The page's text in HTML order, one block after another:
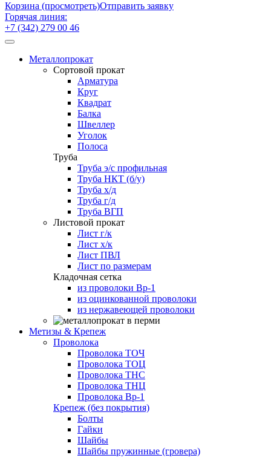
Корзина (просмотреть)Отправить заявку
Горячая линия:
+7 (342) 279 00 46
Toggle
navigationМеталлопрокат
Сортовой прокат
Арматура
Круг
Квадрат
Балка
Швеллер
Уголок
Полоса
Труба
Труба э/с профильная
Труба НКТ (б/у)
Труба х/д
Труба г/д
Труба ВГП
Листовой прокат
Лист г/к
Лист х/к
Лист ПВЛ
Лист по размерам
Кладочная сетка
из проволоки Вр-1
из оцинкованной проволоки
из нержавеющей проволоки
Метизы & Крепеж
Проволока
Проволока ТОЧ
Проволока ТОЦ
Проволока ТНС
Проволока ТНЦ
Проволока Вр-1
Крепеж (без покрытия)
Болты
Гайки
Шайбы
Шайбы пружинные (гровера)